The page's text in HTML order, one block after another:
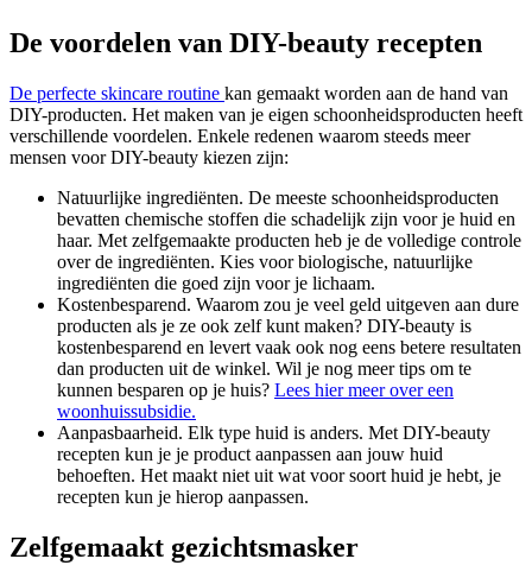
De voordelen van DIY-beauty recepten
De perfecte skincare routine kan gemaakt worden aan de hand van
DIY-producten. Het maken van je eigen schoonheidsproducten heeft
verschillende voordelen. Enkele redenen waarom steeds meer
mensen voor DIY-beauty kiezen zijn:
Natuurlijke ingrediënten. De meeste schoonheidsproducten
bevatten chemische stoffen die schadelijk zijn voor je huid en
haar. Met zelfgemaakte producten heb je de volledige controle
over de ingrediënten. Kies voor biologische, natuurlijke
ingrediënten die goed zijn voor je lichaam.
Kostenbesparend. Waarom zou je veel geld uitgeven aan dure
producten als je ze ook zelf kunt maken? DIY-beauty is
kostenbesparend en levert vaak ook nog eens betere resultaten
dan producten uit de winkel. Wil je nog meer tips om te
kunnen besparen op je huis? Lees hier meer over een
woonhuissubsidie.
Aanpasbaarheid. Elk type huid is anders. Met DIY-beauty
recepten kun je je product aanpassen aan jouw huid
behoeften. Het maakt niet uit wat voor soort huid je hebt, je
recepten kun je hierop aanpassen.
Zelfgemaakt gezichtsmasker